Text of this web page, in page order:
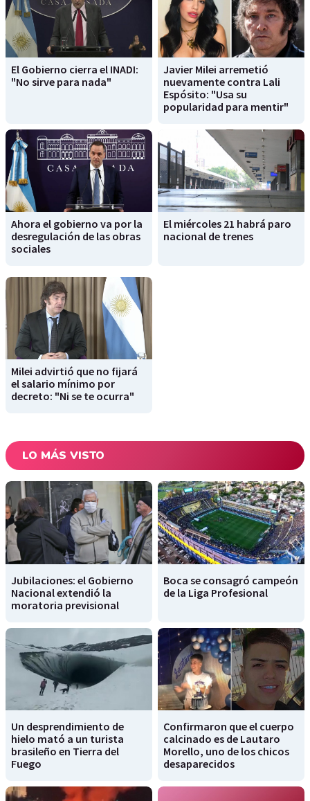
El Gobierno cierra el INADI:
"No sirve para nada"
Javier Milei arremetió
nuevamente contra Lali
Espósito: "Usa su
popularidad para mentir"
Ahora el gobierno va por la
desregulación de las obras
sociales
El miércoles 21 habrá paro
nacional de trenes
Milei advirtió que no fijará
el salario mínimo por
decreto: "Ni se te ocurra"
LO MÁS VISTO
Jubilaciones: el Gobierno
Nacional extendió la
moratoria previsional
Boca se consagró campeón
de la Liga Profesional
Un desprendimiento de
hielo mató a un turista
brasileño en Tierra del
Fuego
Confirmaron que el cuerpo
calcinado es de Lautaro
Morello, uno de los chicos
desaparecidos